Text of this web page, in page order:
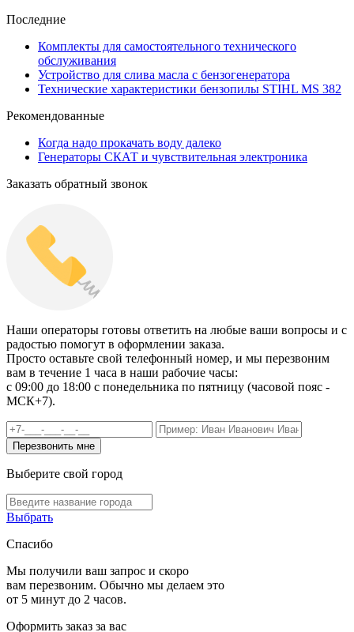
Последние
Комплекты для самостоятельного технического
обслуживания
Устройство для слива масла с бензогенератора
Технические характеристики бензопилы STIHL MS 382
Рекомендованные
Когда надо прокачать воду далеко
Генераторы СКАТ и чувствительная электроника
Заказать обратный звонок
Наши операторы готовы ответить на любые ваши вопросы и с
радостью помогут в оформлении заказа.
Просто оставьте свой телефонный номер, и мы перезвоним
вам в течение 1 часа в наши рабочие часы:
c 09:00 до 18:00 с понедельника по пятницу (часовой пояс -
МСК+7).
Выберите свой город
Выбрать
Спасибо
Мы получили ваш запрос и скоро
вам перезвоним. Обычно мы делаем это
от 5 минут до 2 часов.
Оформить заказ за вас